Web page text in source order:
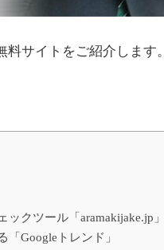
サイトをご紹介します。
クツール「aramakijake.jp」
Googleトレンド」